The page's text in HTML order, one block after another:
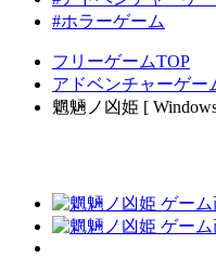
#ホラーゲーム
フリーゲームTOP
アドベンチャーゲー
魍魎ノ凶姫 [